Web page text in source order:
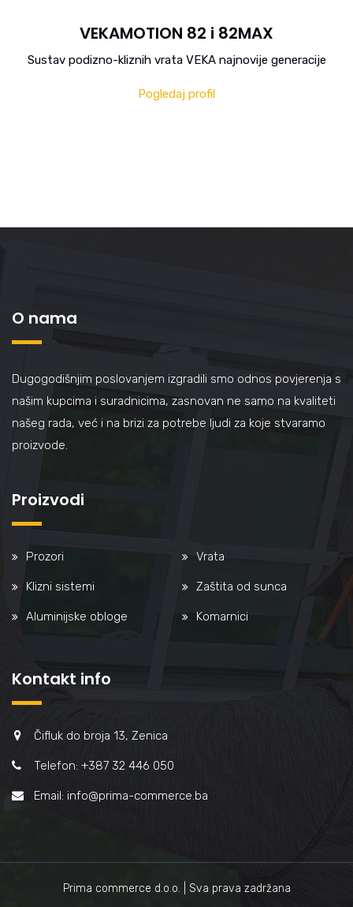
VEKAMOTION 82 i 82MAX
Sustav podizno-kliznih vrata VEKA najnovije generacije
Pogledaj profil
O nama
Dugogodišnjim poslovanjem izgradili smo odnos povjerenja s
našim kupcima i suradnicima, zasnovan ne samo na kvaliteti
našeg rada, već i na brizi za potrebe ljudi za koje stvaramo
proizvode.
Proizvodi
Prozori Vrata
Klizni sistemi Zaštita od sunca
Aluminijske obloge Komarnici
Kontakt info
Čifluk do broja 13, Zenica
Telefon: +387 32 446 050
Email: info@prima-commerce.ba
Prima commerce d.o.o. | Sva prava zadržana